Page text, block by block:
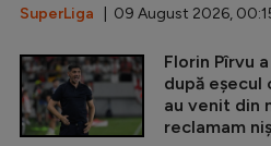
SuperLiga | 09 August 2026,
Florin Pîrvu
după eșecul
au venit din
reclamam